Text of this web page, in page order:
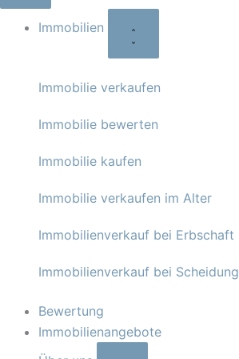
Immobilien
Immobilie verkaufen
Immobilie bewerten
Immobilie kaufen
Immobilie verkaufen im Alter
Immobilienverkauf bei Erbschaft
Immobilienverkauf bei Scheidung
Bewertung
Immobilienangebote